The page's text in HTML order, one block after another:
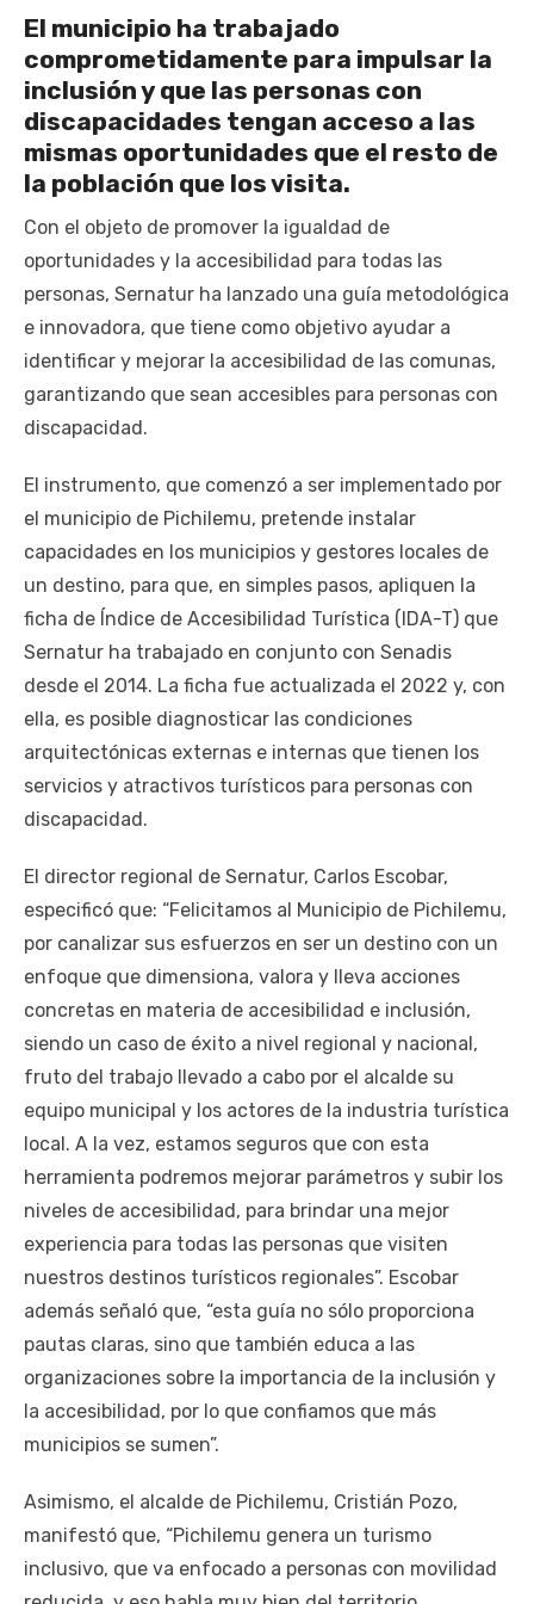
El municipio ha trabajado
comprometidamente para impulsar la
inclusión y que las personas con
discapacidades tengan acceso a las
mismas oportunidades que el resto de
la población que los visita.
Con el objeto de promover la igualdad de
oportunidades y la accesibilidad para todas las
personas, Sernatur ha lanzado una guía metodológica
e innovadora, que tiene como objetivo ayudar a
identificar y mejorar la accesibilidad de las comunas,
garantizando que sean accesibles para personas con
discapacidad.
El instrumento, que comenzó a ser implementado por
el municipio de Pichilemu, pretende instalar
capacidades en los municipios y gestores locales de
un destino, para que, en simples pasos, apliquen la
ficha de Índice de Accesibilidad Turística (IDA-T) que
Sernatur ha trabajado en conjunto con Senadis
desde el 2014. La ficha fue actualizada el 2022 y, con
ella, es posible diagnosticar las condiciones
arquitectónicas externas e internas que tienen los
servicios y atractivos turísticos para personas con
discapacidad.
El director regional de Sernatur, Carlos Escobar,
especificó que: “Felicitamos al Municipio de Pichilemu,
por canalizar sus esfuerzos en ser un destino con un
enfoque que dimensiona, valora y lleva acciones
concretas en materia de accesibilidad e inclusión,
siendo un caso de éxito a nivel regional y nacional,
fruto del trabajo llevado a cabo por el alcalde su
equipo municipal y los actores de la industria turística
local. A la vez, estamos seguros que con esta
herramienta podremos mejorar parámetros y subir los
niveles de accesibilidad, para brindar una mejor
experiencia para todas las personas que visiten
nuestros destinos turísticos regionales”. Escobar
además señaló que, “esta guía no sólo proporciona
pautas claras, sino que también educa a las
organizaciones sobre la importancia de la inclusión y
la accesibilidad, por lo que confiamos que más
municipios se sumen”.
Asimismo, el alcalde de Pichilemu, Cristián Pozo,
manifestó que, “Pichilemu genera un turismo
inclusivo, que va enfocado a personas con movilidad